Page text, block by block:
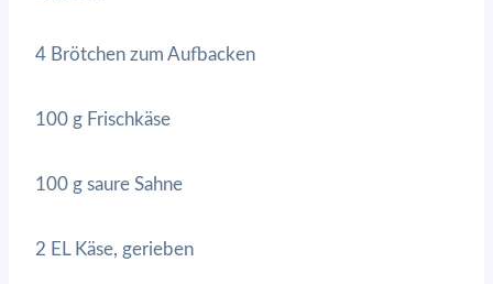
4 Brötchen zum Aufbacken
100 g Frischkäse
100 g saure Sahne
2 EL Käse, gerieben